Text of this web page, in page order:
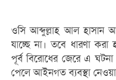
ওসি আব্দুল্লাহ আল হাসান
যাচ্ছে না। তবে ধারণা করা
পূর্ব বিরোধের জেরে এ
পেলে আইনগত ব্যবস্থা